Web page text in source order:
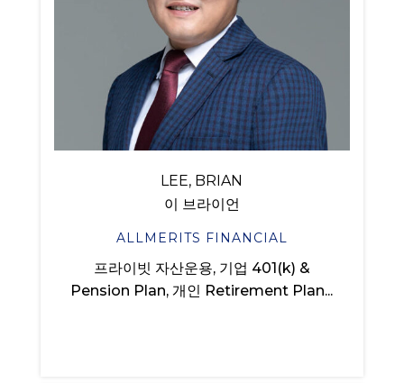
LEE, BRIAN
이 브라이언
ALLMERITS FINANCIAL
프라이빗 자산운용, 기업 401(k) &
Pension Plan, 개인 Retirement Plan...